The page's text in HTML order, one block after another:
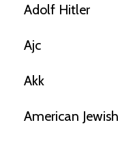
Adolf Hitler
Ajc
Akk
American